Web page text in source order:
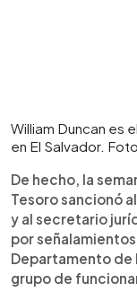
William Duncan es
en El Salvador.
De hecho, la
Tesoro sancionó
y al secretario
por
Departamento de
grupo de